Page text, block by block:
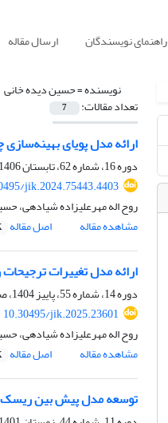
راهنمای نویسندگان ارسال مقاله
نویسنده =حسین دیده خانی
تعداد مقالات: 7
ارائه مدل پویای
دوره 16، شماره 62، تابستان 1406، صفحه
jik.2024.75443.4403
روح اله مهرعلیزاده شیادهی،
مشاهده مقاله
اصل مقاله
ارائه مدل تغییرات
دوره 14، شماره 55، پاییز 1404، صفحه
10.30495/jik.2025.23601
روح اله مهرعلیزاده شیادهی،
مشاهده مقاله
اصل مقاله
توسعه مدل پیش بین